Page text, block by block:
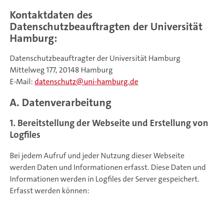
Kontaktdaten des
Datenschutzbeauftragten der Universität
Hamburg:
Datenschutzbeauftragter der Universität Hamburg
Mittelweg 177, 20148 Hamburg
E-Mail:datenschutz uni-hamburg.de
A. Datenverarbeitung
1. Bereitstellung der Webseite und Erstellung von
Logfiles
Bei jedem Aufruf und jeder Nutzung dieser Webseite
werden Daten und Informationen erfasst. Diese Daten und
Informationen werden in Logfiles der Server gespeichert.
Erfasst werden können: